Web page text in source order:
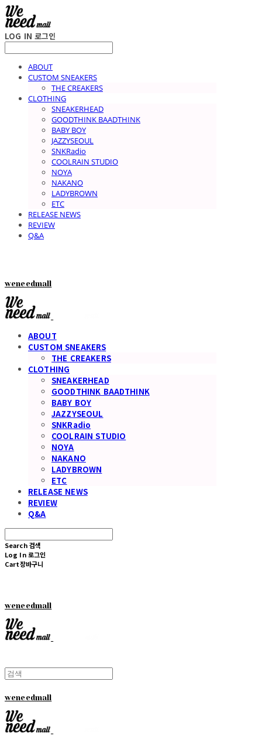
LOG IN 로그인
ABOUT
CUSTOM SNEAKERS
THE CREAKERS
CLOTHING
SNEAKERHEAD
GOODTHINK BAADTHINK
BABY BOY
JAZZYSEOUL
SNKRadio
COOLRAIN STUDIO
NOYA
NAKANO
LADYBROWN
ETC
RELEASE NEWS
REVIEW
Q&A
weneedmall
ABOUT
CUSTOM SNEAKERS
THE CREAKERS
CLOTHING
SNEAKERHEAD
GOODTHINK BAADTHINK
BABY BOY
JAZZYSEOUL
SNKRadio
COOLRAIN STUDIO
NOYA
NAKANO
LADYBROWN
ETC
RELEASE NEWS
REVIEW
Q&A
Search 검색
Log In 로그인
Cart장바구니
weneedmall
weneedmall